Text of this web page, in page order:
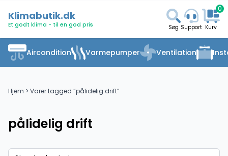
Klimabutik.dk
Et godt klima - til en god pris Søg Support
0
Kurv
Aircondition Varmepumper Ventilation
Hjem > Varer tagged “pålidelig drift”
pålidelig drift